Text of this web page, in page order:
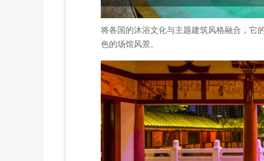
将各国的沐浴文化与主题建筑风格融合，它
色的场馆风景。